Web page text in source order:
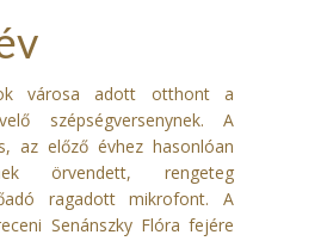
városa adott otthont a
szépségversenynek. A
az előző évhez hasonlóan
örvendett, rengeteg
ragadott mikrofont. A
Senánszky Flóra fejére